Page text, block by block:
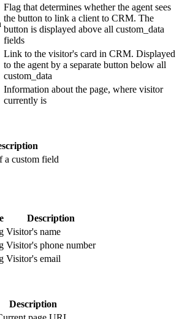
Flag that determines whether the agent sees
the button to link a client to CRM. The
button is displayed above all custom_data
fields
Link to the visitor's card in CRM. Displayed
to the agent by a separate button below all
custom_data
Information about the page, where visitor
currently is
a custom field
Description
Visitor's name
Visitor's phone number
Visitor's email
Description